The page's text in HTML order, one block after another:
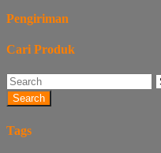
Pengiriman
Cari Produk
Search
Tags